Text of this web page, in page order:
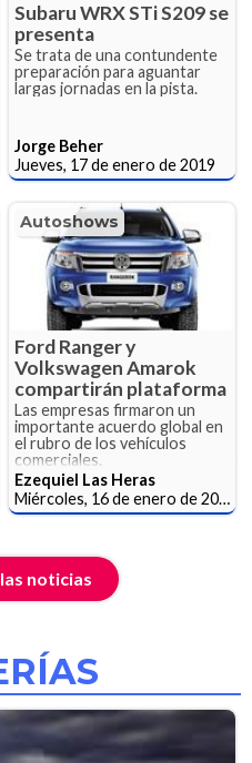
Subaru WRX STi S209 se
presenta
Se trata de una contundente
preparación para aguantar
largas jornadas en la pista.
Jorge Beher
Jueves, 17 de enero de 2019
Autoshows
Ford Ranger y
Volkswagen Amarok
compartirán plataforma
Las empresas firmaron un
importante acuerdo global en
el rubro de los vehículos
comerciales.
Ezequiel Las Heras
Miércoles, 16 de enero de 2019
noticias